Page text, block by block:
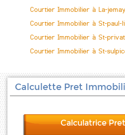
Courtier Immobilier à La-
Courtier Immobilier à St-paul-
Courtier Immobilier à St-
Courtier Immobilier à St-
Calculette Pret
Calculatrice